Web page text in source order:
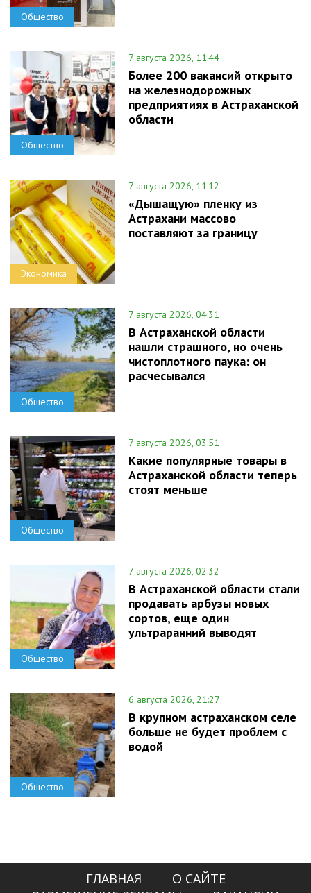
Общество
Общество
7 августа 2026, 11:44
Более 200 вакансий открыто
на железнодорожных
предприятиях в Астраханской
области
Экономика
7 августа 2026, 11:12
«Дышащую» пленку из
Астрахани массово
поставляют за границу
Общество
7 августа 2026, 04:31
В Астраханской области
нашли страшного, но очень
чистоплотного паука: он
расчесывался
Общество
7 августа 2026, 03:51
Какие популярные товары в
Астраханской области теперь
стоят меньше
Общество
7 августа 2026, 02:32
В Астраханской области стали
продавать арбузы новых
сортов, еще один
ультраранний выводят
Общество
6 августа 2026, 21:27
В крупном астраханском селе
больше не будет проблем с
водой
ГЛАВНАЯ
О САЙТЕ